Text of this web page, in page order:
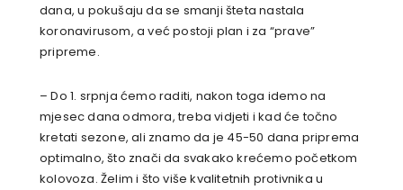
dana, u pokušaju da se smanji šteta nastala
koronavirusom, a već postoji plan i za “prave”
pripreme.
– Do 1. srpnja ćemo raditi, nakon toga idemo na
mjesec dana odmora, treba vidjeti i kad će točno
kretati sezone, ali znamo da je 45-50 dana priprema
optimalno, što znači da svakako krećemo početkom
kolovoza. Želim i što više kvalitetnih protivnika u